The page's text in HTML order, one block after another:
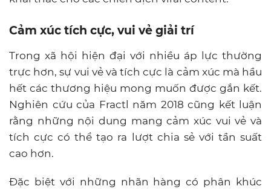
Cảm xúc tích cực, vui vẻ giải trí
Trong xã hội hiện đại với nhiều áp lực thường
trực hơn, sự vui vẻ và tích cực là cảm xúc mà hầu
hết các thương hiệu mong muốn được gắn kết.
Nghiên cứu của Fractl năm 2018 cũng kết luận
rằng những nội dung mang cảm xúc vui vẻ và
tích cực có thể tạo ra lượt chia sẻ với tần suất
cao hơn.
Đặc biệt với những nhãn hàng có phân khúc